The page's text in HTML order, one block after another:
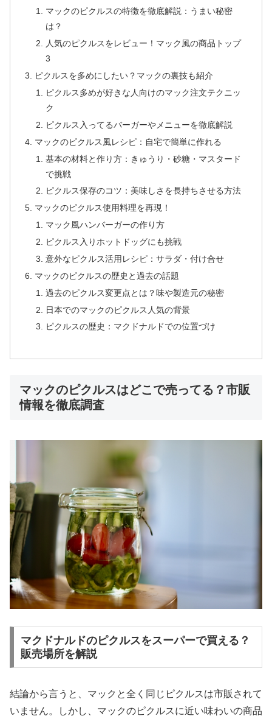
マックのピクルスの特徴を徹底解説：うまい秘密
は？
人気のピクルスをレビュー！マック風の商品トップ
3
ピクルスを多めにしたい？マックの裏技も紹介
ピクルス多めが好きな人向けのマック注文テクニッ
ク
ピクルス入ってるバーガーやメニューを徹底解説
マックのピクルス風レシピ：自宅で簡単に作れる
基本の材料と作り方：きゅうり・砂糖・マスタード
で挑戦
ピクルス保存のコツ：美味しさを長持ちさせる方法
マックのピクルス使用料理を再現！
マック風ハンバーガーの作り方
ピクルス入りホットドッグにも挑戦
意外なピクルス活用レシピ：サラダ・付け合せ
マックのピクルスの歴史と過去の話題
過去のピクルス変更点とは？味や製造元の秘密
日本でのマックのピクルス人気の背景
ピクルスの歴史：マクドナルドでの位置づけ
マックのピクルスはどこで売ってる？市販
情報を徹底調査
マクドナルドのピクルスをスーパーで買える？
販売場所を解説
結論から言うと、マックと全く同じピクルスは市販されて
いません。しかし、マックのピクルスに近い味わいの商品